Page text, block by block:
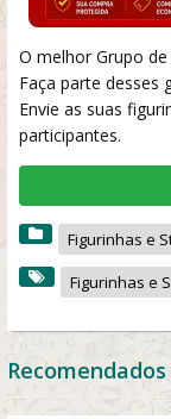
O melhor Grupo
Faça parte desses
Envie as suas
participantes.
Figurinhas e
Figurinhas e
Recomendados